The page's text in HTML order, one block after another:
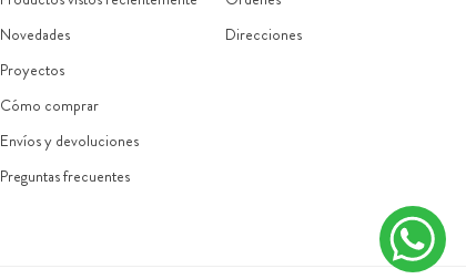
Novedades
Proyectos
Cómo comprar
Envíos y devoluciones
Preguntas frecuentes
Direcciones